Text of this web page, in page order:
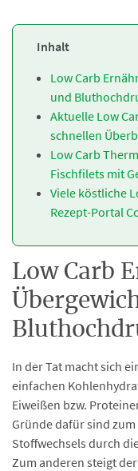
Inhalt
Low Carb
und
Aktuelle Low
schnellen
Low Carb
Fischfilets mit
Viele köstliche
Rezept-Portal
Low Carb
In der Tat macht sich
einfachen
Eiweißen bzw.
Gründe dafür sind
Stoffwechsels durch
Zum anderen steigt